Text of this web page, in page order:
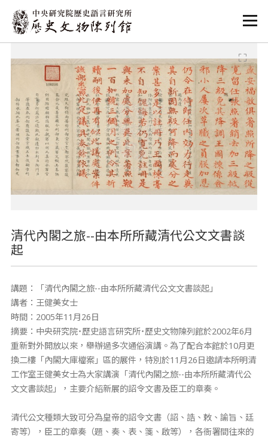
:::
:::
清代內閣之旅--由本所所藏清代公文文書談
起
講題：「清代內閣之旅--由本所所藏清代公文文書談起」
講者：王健美女士
時間：2005年11月26日
摘要：中央研究院˙歷史語言研究所˙歷史文物陳列館於2002年6月
重新對外開放以來，舉辦過多次通俗演講。為了配合本館於10月更
換二樓「內閣大庫檔案」區的展件，特別於11月26日邀請本所明清
工作室王健美女士為大家講演「清代內閣之旅--由本所所藏清代公
文文書談起」，主要介紹新展的詔令文書及臣工的章奏。
清代公文種類大致可分為皇帝的詔令文書（詔、誥、敕、諭旨、廷
寄等），臣工的章奏（題、奏、表、箋、啟等），各衙署間往來的